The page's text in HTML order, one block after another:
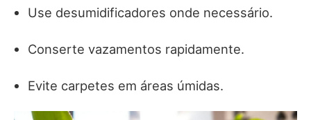
Use desumidificadores onde necessário.
Conserte vazamentos rapidamente.
Evite carpetes em áreas úmidas.